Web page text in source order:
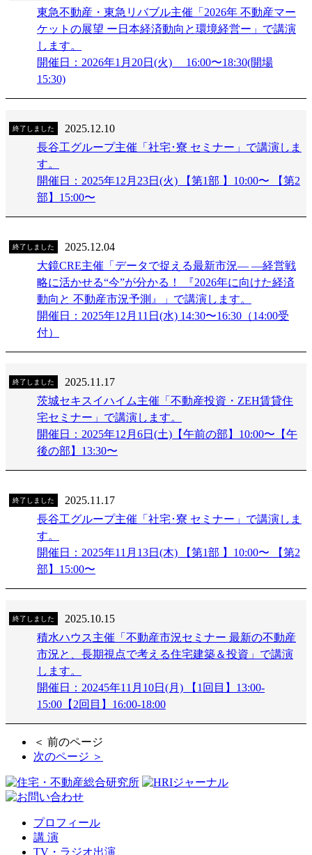
東急不動産・東急リバブル主催「2026年 不動産マー
ケットの展望 ー日本経済動向と環境経営ー」で講演
します。
開催日：2026年1月20日(火) 16:00〜18:30(開場
15:30)
終了しました
2025.12.10
長谷工グループ主催「社宅･寮 セミナー」で講演しま
す。
開催日：2025年12月23日(火) 【第1部 】10:00〜 【第2
部】15:00〜
終了しました
2025.12.04
大鏡CRE主催「データで捉える最新市況― ―経営戦
略に活かせる“今”が分かる！ 『2026年に向けた経済
動向と 不動産市況予測』」で講演します。
開催日：2025年12月11日(水) 14:30〜16:30（14:00受
付）
終了しました
2025.11.17
茨城セキスイハイム主催「不動産投資・ZEH賃貸住
宅セミナー」で講演します。
開催日：2025年12月6日(土)【午前の部】10:00〜【午
後の部】13:30〜
終了しました
2025.11.17
長谷工グループ主催「社宅･寮 セミナー」で講演しま
す。
開催日：2025年11月13日(木) 【第1部 】10:00〜 【第2
部】15:00〜
終了しました
2025.10.15
積水ハウス主催「不動産市況セミナー 最新の不動産
市況と、長期視点で考える住宅建築＆投資」で講演
します。
開催日：20245年11月10日(月) 【1回目】13:00-
15:00【2回目】16:00-18:00
＜ 前のページ
次のページ ＞
プロフィール
講 演
TV・ラジオ出演